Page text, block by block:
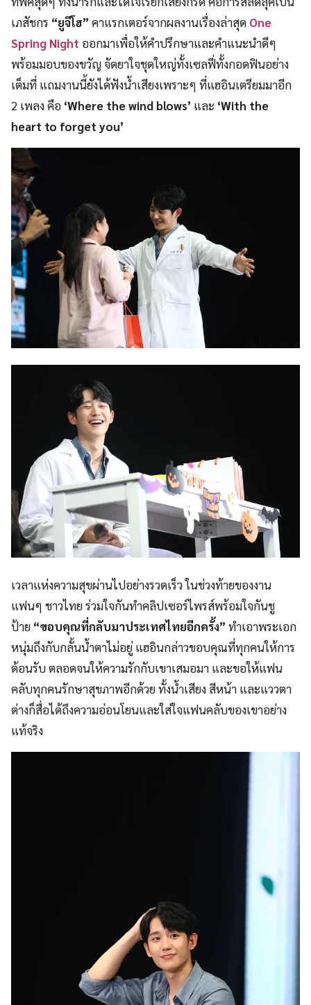
เภสัชกร “ยูจีโฮ” คาแรกเตอร์จากผลงานเรื่องล่าสุด One
Spring Night ออกมาเพื่อให้คำปรึกษาและคำแนะนำดีๆ
พร้อมมอบของขวัญ จัดยาใจชุดใหญ่ทั้งเซลฟี่ทั้งกอดฟินอย่าง
เต็มที่ แถมงานนี้ยังได้ฟังน้ำเสียงเพราะๆ ที่แฮอินเตรียมมาอีก
2 เพลง คือ ‘Where the wind blows’ และ ‘With the
heart to forget you’
เวลาแห่งความสุขผ่านไปอย่างรวดเร็ว ในช่วงท้ายของงาน
แฟนๆ ชาวไทย ร่วมใจกันทำคลิปเซอร์ไพรส์พร้อมใจกันชู
ป้าย “ขอบคุณที่กลับมาประเทศไทยอีกครั้ง” ทำเอาพระเอก
หนุ่มถึงกับกลั้นน้ำตาไม่อยู่ แฮอินกล่าวขอบคุณที่ทุกคนให้การ
ต้อนรับ ตลอดจนให้ความรักกับเขาเสมอมา และขอให้แฟน
คลับทุกคนรักษาสุขภาพอีกด้วย ทั้งน้ำเสียง สีหน้า และแววตา
ต่างก็สื่อได้ถึงความอ่อนโยนและใส่ใจแฟนคลับของเขาอย่าง
แท้จริง